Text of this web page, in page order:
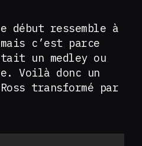
ressemble à
c’est parce
un medley ou
Voilà donc un
transformé par